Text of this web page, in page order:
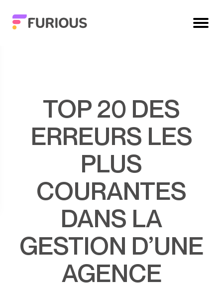
TOP 20 DES
ERREURS LES
PLUS
COURANTES
DANS LA
GESTION D’UNE
AGENCE